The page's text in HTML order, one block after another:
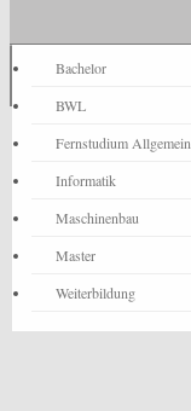
Bachelor
BWL
Fernstudium Allgemein
Informatik
Maschinenbau
Master
Weiterbildung